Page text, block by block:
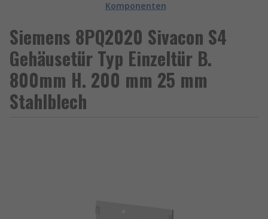
Komponenten
Siemens 8PQ2020 Sivacon S4
Gehäusetür Typ Einzeltür B.
800mm H. 200 mm 25 mm
Stahlblech